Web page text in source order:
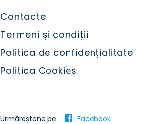
Contacte
Termeni și condiții
Politica de confidențialitate
Politica Cookies
Urmăreștene pe: Facebook